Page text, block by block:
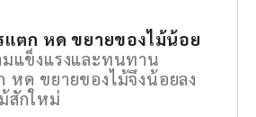
ตก หด ขยายของไม้น้อย
มแข็งแรงและทนทาน
หด ขยายของไม้จึงน้อยลง
สักใหม่